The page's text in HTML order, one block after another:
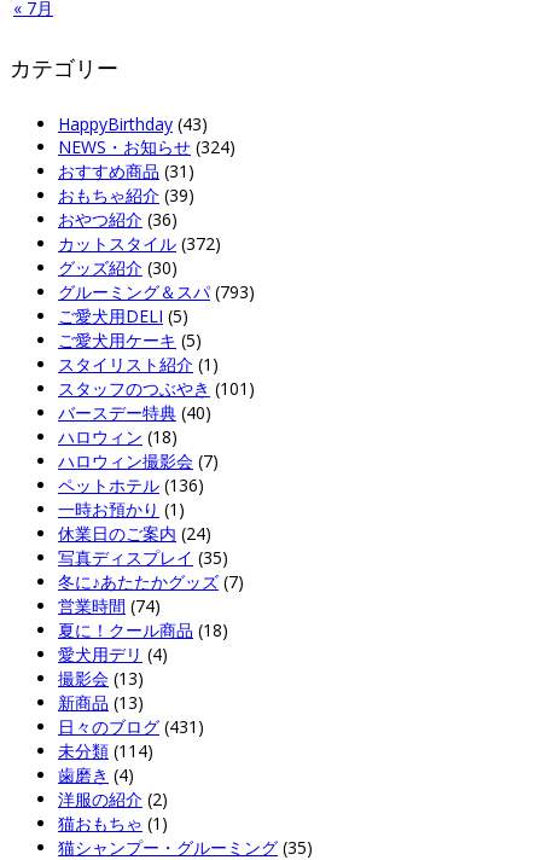
« 7月
カテゴリー
HappyBirthday (43)
NEWS・お知らせ (324)
おすすめ商品 (31)
おもちゃ紹介 (39)
おやつ紹介 (36)
カットスタイル (372)
グッズ紹介 (30)
グルーミング＆スパ (793)
ご愛犬用DELI (5)
ご愛犬用ケーキ (5)
スタイリスト紹介 (1)
スタッフのつぶやき (101)
バースデー特典 (40)
ハロウィン (18)
ハロウィン撮影会 (7)
ペットホテル (136)
一時お預かり (1)
休業日のご案内 (24)
写真ディスプレイ (35)
冬に♪あたたかグッズ (7)
営業時間 (74)
夏に！クール商品 (18)
愛犬用デリ (4)
撮影会 (13)
新商品 (13)
日々のブログ (431)
未分類 (114)
歯磨き (4)
洋服の紹介 (2)
猫おもちゃ (1)
猫シャンプー・グルーミング (35)